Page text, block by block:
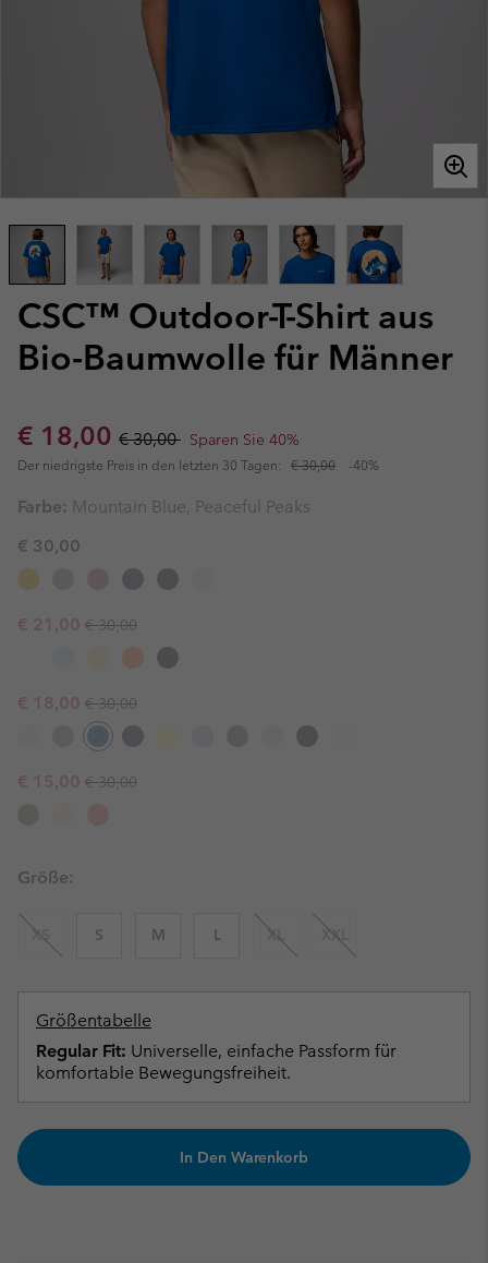
CSC™ Outdoor-T-Shirt aus
Bio-Baumwolle für Männer
Sale price:
€ 18,00 Regular price:
€ 30,00 Sparen Sie 40%
Der niedrigste Preis in den letzten 30 Tagen: € 30,00 -40%
Farbe: Mountain Blue, Peaceful Peaks
€ 30,00
Sale price:
€ 21,00 Regular price:
€ 30,00
Sale price:
€ 18,00 Regular price:
€ 30,00
Sale price:
€ 15,00 Regular price:
€ 30,00
Größe:
XS S M L XL XXL
Größentabelle
Regular Fit: Universelle, einfache Passform für
komfortable Bewegungsfreiheit.
In Den Warenkorb